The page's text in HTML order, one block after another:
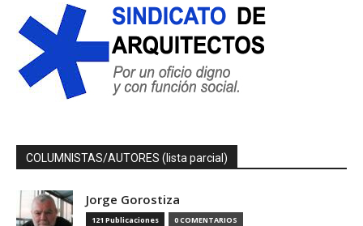
COLUMNISTAS/AUTORES (lista parcial)
Jorge Gorostiza
121 Publicaciones 0 COMENTARIOS